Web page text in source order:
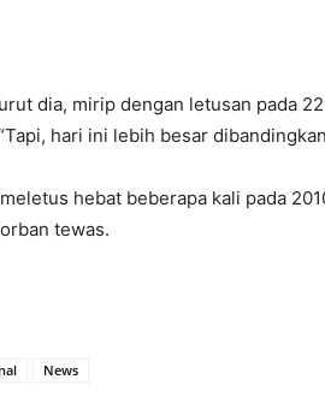
dia, mirip dengan letusan pada
hari ini lebih besar
hebat beberapa kali pada
tewas.
News